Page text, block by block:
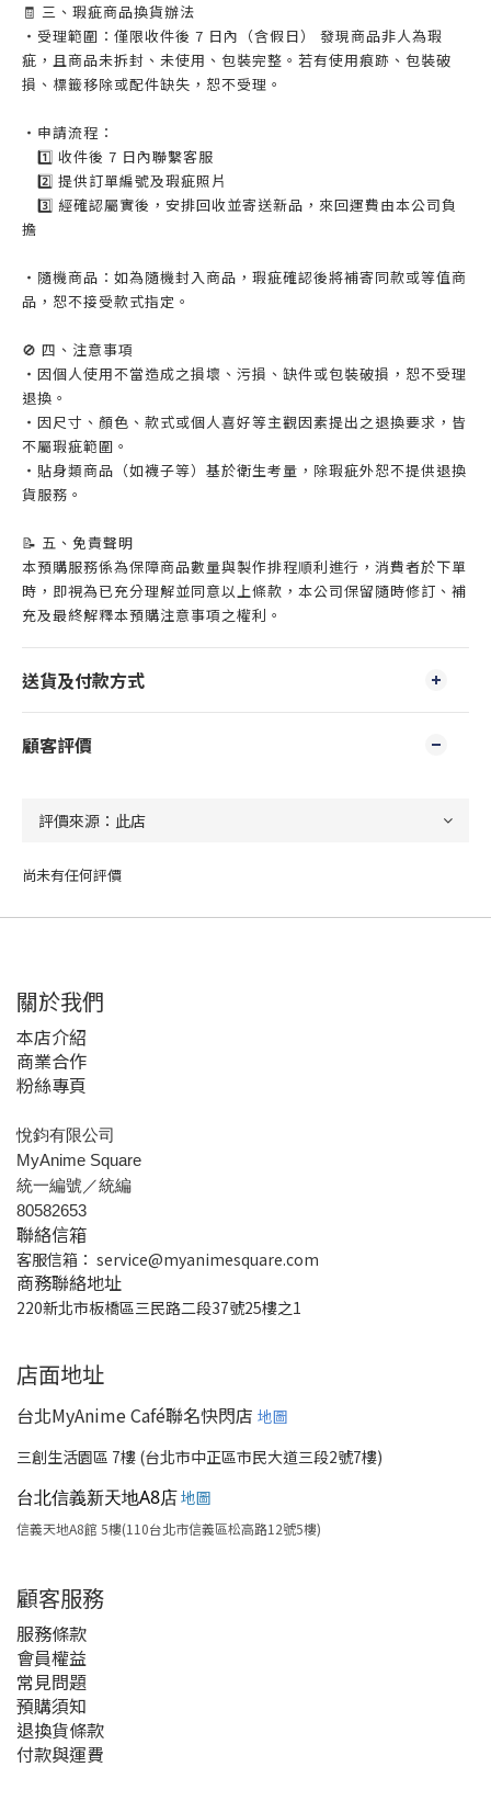
🧾 三、瑕疵商品換貨辦法
・受理範圍：僅限收件後 7 日內（含假日） 發現商品非人為瑕
疵，且商品未拆封、未使用、包裝完整。若有使用痕跡、包裝破
損、標籤移除或配件缺失，恕不受理。
・申請流程：
1️⃣ 收件後 7 日內聯繫客服
2️⃣ 提供訂單編號及瑕疵照片
3️⃣ 經確認屬實後，安排回收並寄送新品，來回運費由本公司負
擔
・隨機商品：如為隨機封入商品，瑕疵確認後將補寄同款或等值商
品，恕不接受款式指定。
🚫 四、注意事項
・因個人使用不當造成之損壞、污損、缺件或包裝破損，恕不受理
退換。
・因尺寸、顏色、款式或個人喜好等主觀因素提出之退換要求，皆
不屬瑕疵範圍。
・貼身類商品（如襪子等）基於衛生考量，除瑕疵外恕不提供退換
貨服務。
📝 五、免責聲明
本預購服務係為保障商品數量與製作排程順利進行，消費者於下單
時，即視為已充分理解並同意以上條款，本公司保留隨時修訂、補
充及最終解釋本預購注意事項之權利。
送貨及付款方式
顧客評價
尚未有任何評價
關於我們
本店介紹
商業合作
粉絲專頁
悅鈞有限公司
MyAnime Square
統一編號／統編
80582653
聯絡信箱
客服信箱： service@myanimesquare.com
商務聯絡地址
220新北市板橋區三民路二段37號25樓之1
店面地址
台北MyAnime Café聯名快閃店 地圖
三創生活園區 7樓 (台北市中正區市民大道三段2號7樓)
台北信義新天地A8店地圖
信義天地A8館 5樓(110台北市信義區松高路12號5樓)
顧客服務
服務條款
會員權益
常見問題
預購須知
退換貨條款
付款與運費